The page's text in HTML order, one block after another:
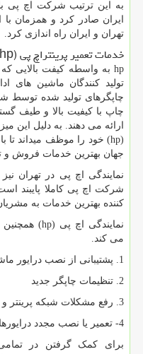
به این ترتیب شرکت اچ پی
ایران صادر کرد و همزمان با
تهران و ایران راه اندازی کرد.
خدمات تعمیر پرینتراچ پیhp)
hp به واسطه کیفت بالایی
تولید کنندگان ماشین های
چاپگرهای تولید شده توسط
چاپ با کیفیت بالا و طیف
ارائه می دهند. به دلیل این
hp)) خود را موظف میداند تا
جهان بهترین خدمات فروش و
نمایندگی اچ پی در تهران
شرکت اچ پی کاملا پایبند
کننده بهترین خدمات به
نمایندگی اچ پی hp)) همچنین
می کند.
1. پشتیبانی از نصب درایور ماشین های اداری اچ پی
2. تنظیمات چاپگر جدید
3. رفع مشکلات شبکه پرینتر و اتصال
4- تعمیر یا نصب مجدد درایورهای اچ پی
برای کمک گرفتن در